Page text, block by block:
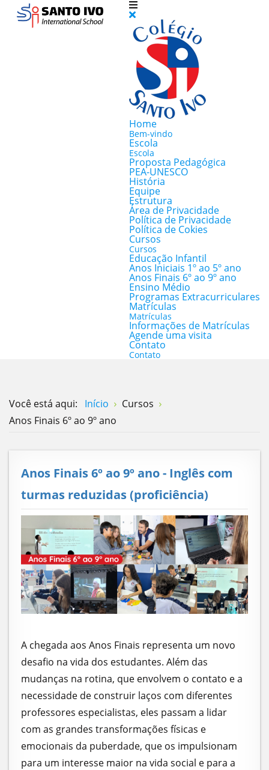
Home
Bem-vindo
Escola
Escola
Proposta Pedagógica
PEA-UNESCO
História
Equipe
Estrutura
Área de Privacidade
Política de Privacidade
Política de Cokies
Cursos
Cursos
Educação Infantil
Anos Iniciais 1º ao 5º ano
Anos Finais 6º ao 9º ano
Ensino Médio
Programas Extracurriculares
Matrículas
Matrículas
Informações de Matrículas
Agende uma visita
Contato
Contato
Você está aqui: Início
Cursos
Anos Finais 6º ao 9º ano
Anos Finais 6º ao 9º ano - Inglês com
turmas reduzidas (proficiência)
A chegada aos Anos Finais representa um novo
desafio na vida dos estudantes. Além das
mudanças na rotina, que envolvem o contato e a
necessidade de construir laços com diferentes
professores especialistas, eles passam a lidar
com as grandes transformações físicas e
emocionais da puberdade, que os impulsionam
para um interesse maior na vida social e para a